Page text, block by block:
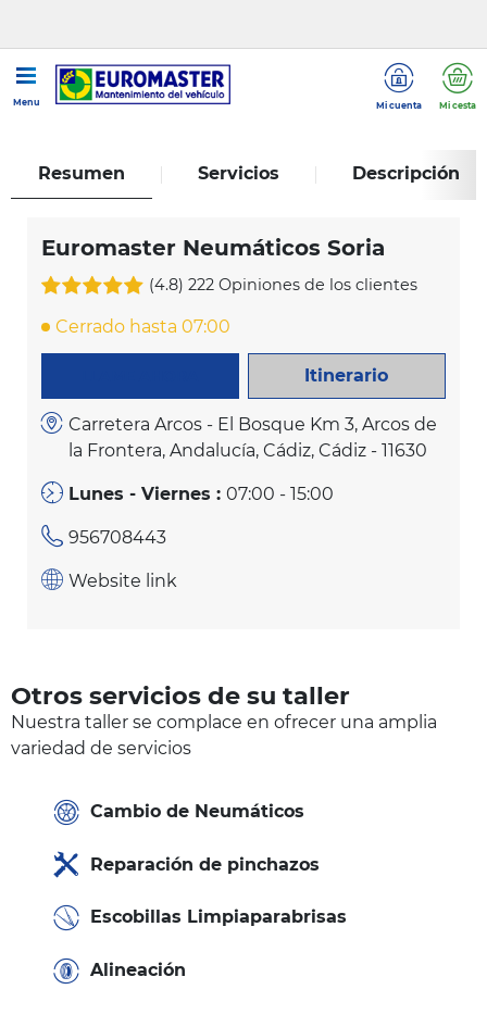
Menu Mi cuenta Mi cesta
Euromaster Neumáticos Soria
Resumen Servicios Descripción
Euromaster Neumáticos Soria
(4.8) 222 Opiniones de los clientes
Cerrado hasta 07:00
Itinerario
Carretera Arcos - El Bosque Km 3, Arcos de
la Frontera, Andalucía, Cádiz, Cádiz - 11630
Lunes - Viernes :07:00 - 15:00
956708443
Website link
Otros servicios de su taller
Nuestra taller se complace en ofrecer una amplia
variedad de servicios
Cambio de Neumáticos
Reparación de pinchazos
Escobillas Limpiaparabrisas
Alineación